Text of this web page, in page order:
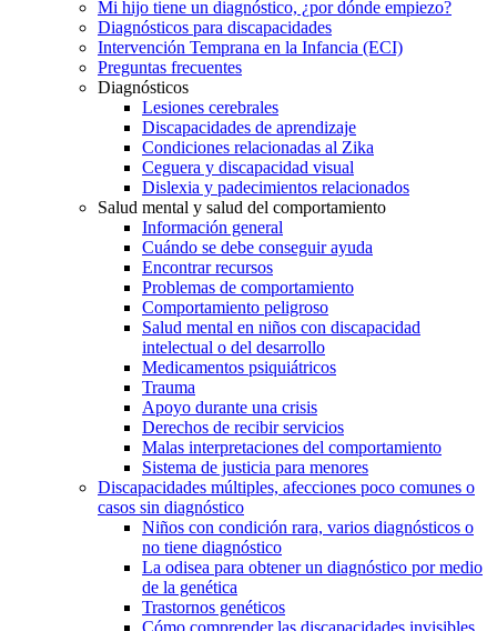
Mi hijo tiene un diagnóstico, ¿por dónde empiezo?
Diagnósticos para discapacidades
Intervención Temprana en la Infancia (ECI)
Preguntas frecuentes
Diagnósticos
Lesiones cerebrales
Discapacidades de aprendizaje
Condiciones relacionadas al Zika
Ceguera y discapacidad visual
Dislexia y padecimientos relacionados
Salud mental y salud del comportamiento
Información general
Cuándo se debe conseguir ayuda
Encontrar recursos
Problemas de comportamiento
Comportamiento peligroso
Salud mental en niños con discapacidad
intelectual o del desarrollo
Medicamentos psiquiátricos
Trauma
Apoyo durante una crisis
Derechos de recibir servicios
Malas interpretaciones del comportamiento
Sistema de justicia para menores
Discapacidades múltiples, afecciones poco comunes o
casos sin diagnóstico
Niños con condición rara, varios diagnósticos o
no tiene diagnóstico
La odisea para obtener un diagnóstico por medio
de la genética
Trastornos genéticos
Cómo comprender las discapacidades invisibles